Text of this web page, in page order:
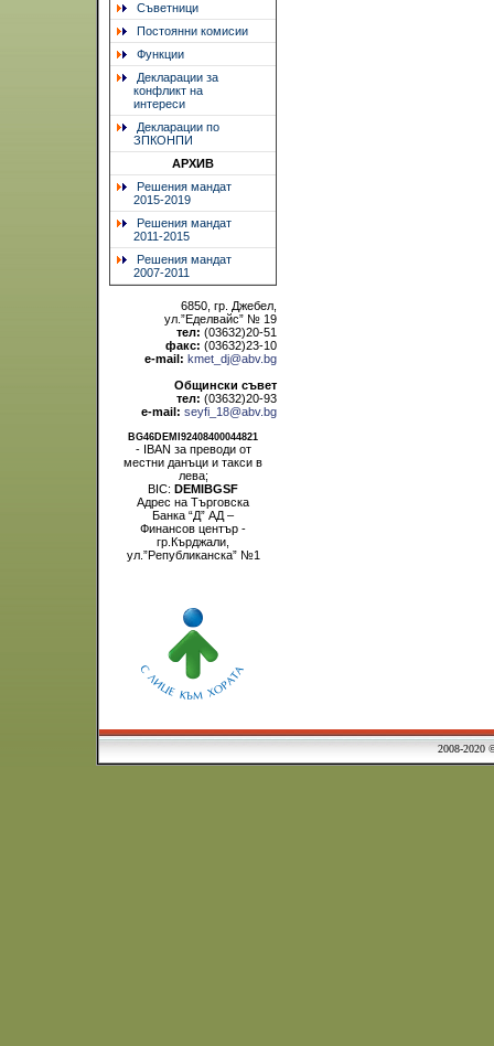
Съветници
Постоянни комисии
Функции
Декларации за
конфликт на
интереси
Декларации по
ЗПКОНПИ
АРХИВ
Решения мандат
2015-2019
Решения мандат
2011-2015
Решения мандат
2007-2011
6850, гр. Джебел,
ул.”Еделвайс” № 19
тел: (03632)20-51
факс: (03632)23-10
e-mail: kmet_dj@abv.bg
Общински съвет
тел: (03632)20-93
e-mail: seyfi_18@abv.bg
BG46DEMI92408400044821
- IBAN за преводи от
местни данъци и такси в
лева;
BIC: DEMIBGSF
Адрес на Търговска
Банка “Д” АД –
Финансов център -
гр.Кърджали,
ул.”Републиканска” №1
2008-2020 ©